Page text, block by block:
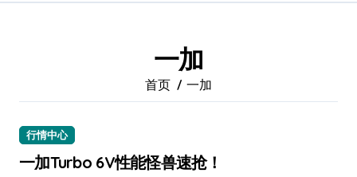
一加
首页 一加
行情中心
一加Turbo 6V性能怪兽速抢！